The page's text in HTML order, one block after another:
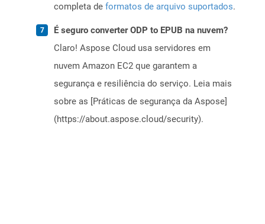
completa de formatos de arquivo suportados.
É seguro converter ODP to EPUB na nuvem?
Claro! Aspose Cloud usa servidores em
nuvem Amazon EC2 que garantem a
segurança e resiliência do serviço. Leia mais
sobre as [Práticas de segurança da Aspose]
(https://about.aspose.cloud/security).